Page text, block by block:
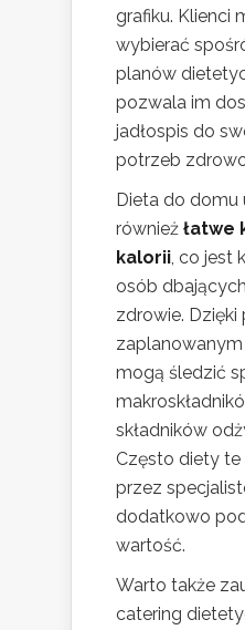
grafiku. Klienci
wybierać
planów
pozwala im
jadłospis do
potrzeb
Dieta do domu
również łatwe
kalorii, co jest
osób
zdrowie. Dzięki
zaplanowanym
mogą śledzić
składników
Często diety
przez
dodatkowo
wartość.
Warto także
catering